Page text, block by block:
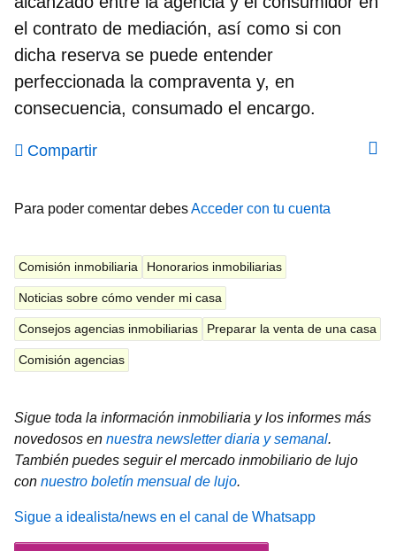
el contrato de mediación, así como si con
dicha reserva se puede entender
perfeccionada la compraventa y, en
consecuencia, consumado el encargo.
Compartir
Para poder comentar debesAcceder con tu cuenta
Comisión inmobiliaria Honorarios inmobiliarias
Noticias sobre cómo vender mi casa
Consejos agencias inmobiliarias Preparar la venta de una casa
Comisión agencias
Sigue toda la información inmobiliaria y los informes más
novedosos en nuestra newsletter diaria y semanal.
También puedes seguir el mercado inmobiliario de lujo
con nuestro boletín mensual de lujo.
Sigue a idealista/news en el canal de Whatsapp